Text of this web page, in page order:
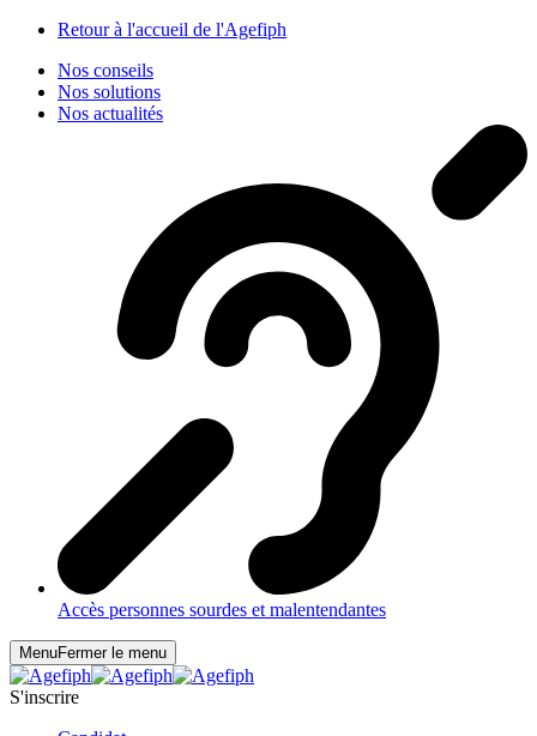
Retour à l'accueil de l'Agefiph
Nos conseils
Nos solutions
Nos actualités
Accès personnes sourdes et malentendantes
MenuFermer le menu
S'inscrire